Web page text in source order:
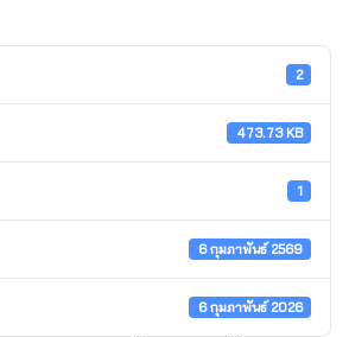
2
473.73 KB
1
6 กุมภาพันธ์ 2569
6 กุมภาพันธ์ 2026